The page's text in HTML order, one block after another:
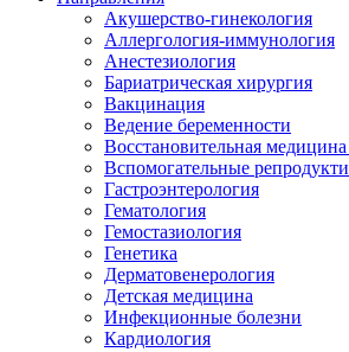
Акушерство-гинекология
Аллергология-иммунология
Анестезиология
Бариатрическая хирургия
Вакцинация
Ведение беременности
Восстановительная
Вспомогательные
Гастроэнтерология
Гематология
Гемостазиология
Генетика
Дерматовенерология
Детская медицина
Инфекционные болезни
Кардиология